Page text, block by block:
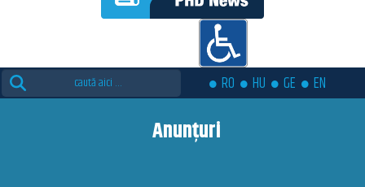
Search
for:
RO HU GE EN
Anunțuri